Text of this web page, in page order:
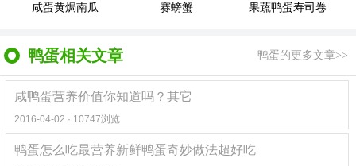
咸蛋黄焗南瓜 赛螃蟹 果蔬鸭蛋寿司卷
鸭蛋相关文章 鸭蛋的更多文章>>
咸鸭蛋营养价值你知道吗？其它
2016-04-02 · 10747浏览
鸭蛋怎么吃最营养新鲜鸭蛋奇妙做法超好吃